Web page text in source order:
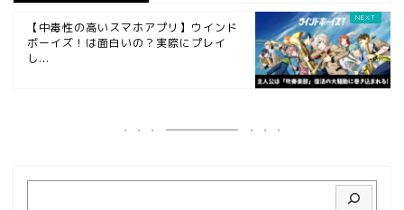
【中毒性の高いスマホアプリ】ウインド
ボーイズ！は面白いの？実際にプレイ
し...